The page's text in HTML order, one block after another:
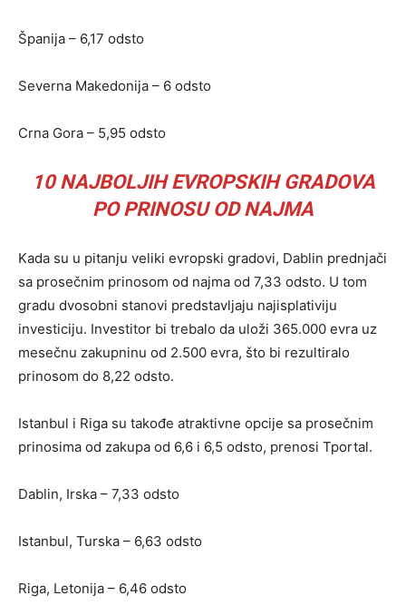
Španija – 6,17 odsto
Severna Makedonija – 6 odsto
Crna Gora – 5,95 odsto
10 NAJBOLJIH EVROPSKIH GRADOVA
PO PRINOSU OD NAJMA
Kada su u pitanju veliki evropski gradovi, Dablin prednjači
sa prosečnim prinosom od najma od 7,33 odsto. U tom
gradu dvosobni stanovi predstavljaju najisplativiju
investiciju. Investitor bi trebalo da uloži 365.000 evra uz
mesečnu zakupninu od 2.500 evra, što bi rezultiralo
prinosom do 8,22 odsto.
Istanbul i Riga su takođe atraktivne opcije sa prosečnim
prinosima od zakupa od 6,6 i 6,5 odsto, prenosi Tportal.
Dablin, Irska – 7,33 odsto
Istanbul, Turska – 6,63 odsto
Riga, Letonija – 6,46 odsto